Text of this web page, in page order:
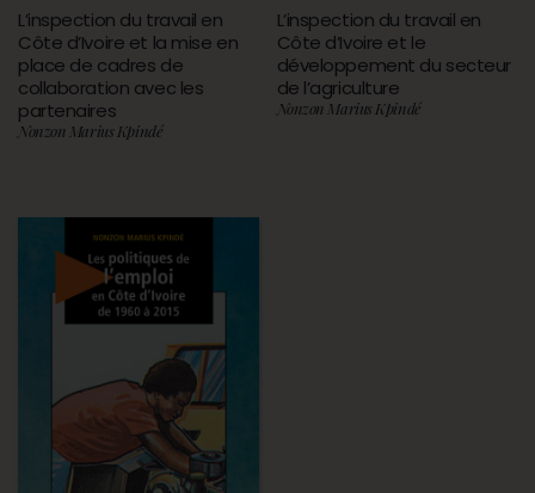
L’inspection du travail en
Côte d’Ivoire et la mise en
place de cadres de
collaboration avec les
partenaires
Nonzon Marius Kpindé
L’inspection du travail en
Côte d’Ivoire et le
développement du secteur
de l’agriculture
Nonzon Marius Kpindé